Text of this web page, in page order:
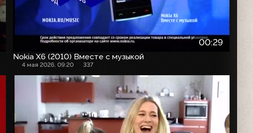
00:29
Nokia X6 (2010) Вместе с музыкой
4 мая 2026, 09:20 337